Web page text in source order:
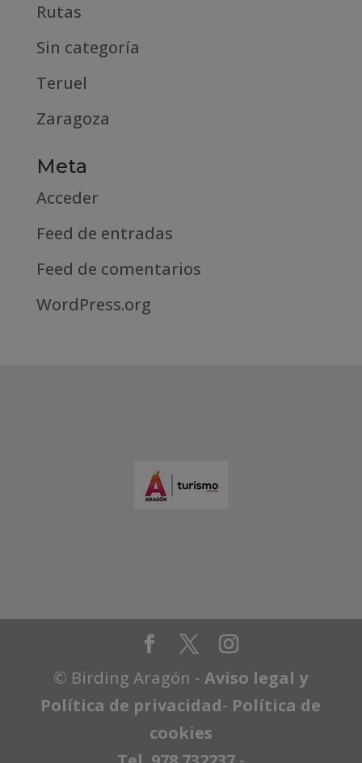
Rutas
Sin categoría
Teruel
Zaragoza
Meta
Acceder
Feed de entradas
Feed de comentarios
WordPress.org
© Birding Aragón -Aviso legal y
Política de privacidad- Política de
cookies